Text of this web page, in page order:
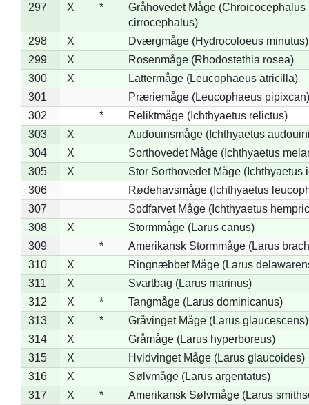
297
X *
Gråhovedet Måge (Chroicocephalus
cirrocephalus)
298
X
Dværgmåge (Hydrocoloeus minutus)
299
X
Rosenmåge (Rhodostethia rosea)
300
X
Lattermåge (Leucophaeus atricilla)
301
Præriemåge (Leucophaeus pipixcan)
302
*
Reliktmåge (Ichthyaetus relictus)
303
X
Audouinsmåge (Ichthyaetus
304
X
Sorthovedet Måge (Ichthyaetus
305
X
Stor Sorthovedet Måge (Ichthyaetus
306
Rødehavsmåge (Ichthyaetus
307
Sodfarvet Måge (Ichthyaetus
308
X
Stormmåge (Larus canus)
309
*
Amerikansk Stormmåge (Larus
310
X
Ringnæbbet Måge (Larus
311
X
Svartbag (Larus marinus)
312
X *
Tangmåge (Larus dominicanus)
313
X *
Gråvinget Måge (Larus glaucescens)
314
X
Gråmåge (Larus hyperboreus)
315
X
Hvidvinget Måge (Larus glaucoides)
316
X
Sølvmåge (Larus argentatus)
317
X *
Amerikansk Sølvmåge (Larus